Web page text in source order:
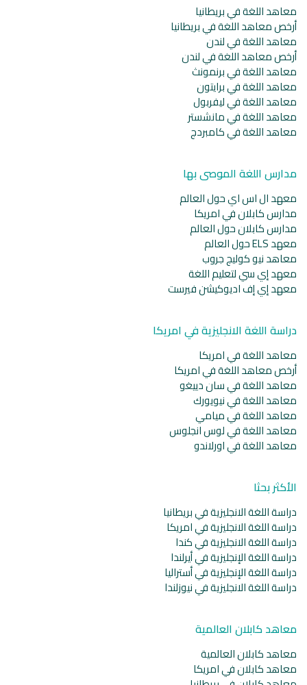
معاهد اللغة في بريطانيا
أرخص معاهد اللغة في بريطانيا
معاهد اللغة في لندن
أرخص معاهد اللغة في لندن
معاهد اللغة في برنمونث
معاهد اللغة في برايتون
معاهد اللغة في ليفربول
معاهد اللغة في مانشستر
معاهد اللغة في كامبردج
مدارس اللغة الموصى بها
معهد ال اس اي حول العالم
مدارس كابلان في امريكا
مدارس كابلان حول العالم
معهد ELS حول العالم
معاهد نيو كوليج جروب
معهد إي سي لتعليم اللغة
معهد إي إف اديوكيشن فيرست
دراسة اللغة الانجليزية في امريكا
معاهد اللغة في امريكا
أرخص معاهد اللغة في امريكا
معاهد اللغة في سان دييغو
معاهد اللغة في نيويورك
معاهد اللغة في ميامي
معاهد اللغة في لوس انجلوس
معاهد اللغة في اورلاندو
الأكثر بحثا
دراسة اللغة الانجليزية في بريطانيا
دراسة اللغة الانجليزية في امريكا
دراسة اللغة الانجليزية في كندا
دراسة اللغة الإنجليزية في أيرلندا
دراسة اللغة الإنجليزية في أستراليا
دراسة اللغة الانجليزية في نيوزلندا
معاهد كابلان العالمية
معاهد كابلان العالمية
معاهد كابلان في امريكا